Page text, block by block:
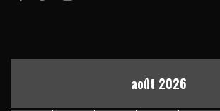
août 2026